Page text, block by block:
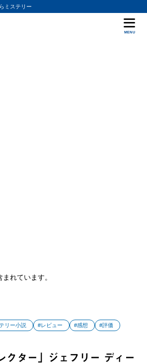
ミステリー
MENU
れています。
リー小説 #レビュー #感想
#評価
クター」ジェフリー ディー